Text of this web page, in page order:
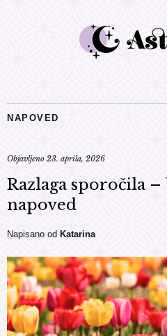
NAPOVED
Objavljeno 23. aprila, 2026
Razlaga sporočila
napoved
Napisano od Katarina